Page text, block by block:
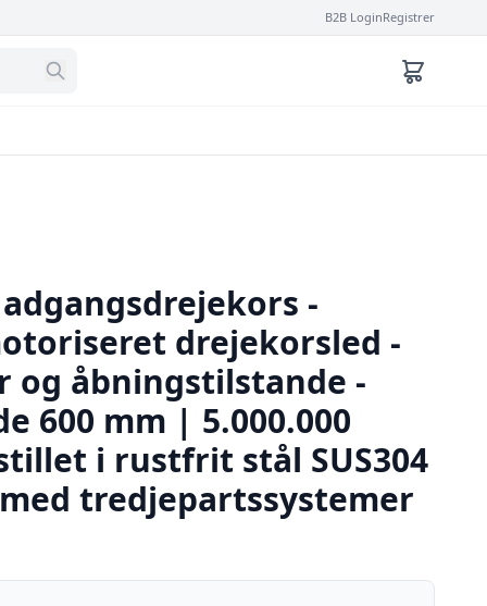
B2B LoginRegistrer
-
drejekorsled -
og åbningstilstande -
600 mm | 5.000.000
i rustfrit stål SUS304
tredjepartssystemer